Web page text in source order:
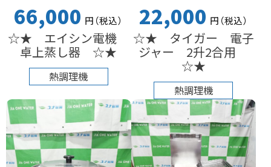
66,000 円（税込）
☆★ エイシン電機
卓上蒸し器 ☆★
熱調理機
22,000 円（税込）
☆★ タイガー 電子
ジャー 2升2合用
☆★
熱調理機